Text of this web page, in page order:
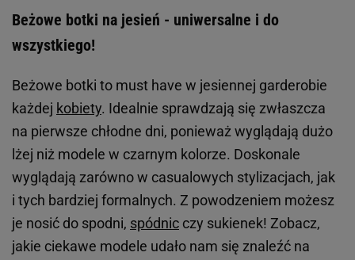
Beżowe botki na jesień - uniwersalne i do
wszystkiego!
Beżowe botki to must have w jesiennej garderobie
każdej kobiety. Idealnie sprawdzają się zwłaszcza
na pierwsze chłodne dni, ponieważ wyglądają dużo
lżej niż modele w czarnym kolorze. Doskonale
wyglądają zarówno w casualowych stylizacjach, jak
i tych bardziej formalnych. Z powodzeniem możesz
je nosić do spodni, spódnic czy sukienek! Zobacz,
jakie ciekawe modele udało nam się znaleźć na